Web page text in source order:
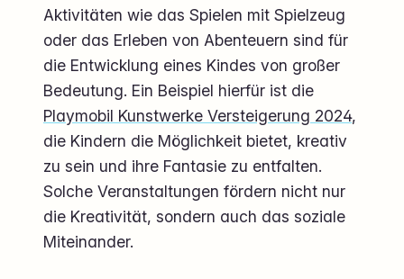
Aktivitäten wie das Spielen mit Spielzeug
oder das Erleben von Abenteuern sind für
die Entwicklung eines Kindes von großer
Bedeutung. Ein Beispiel hierfür ist die
Playmobil Kunstwerke Versteigerung 2024,
die Kindern die Möglichkeit bietet, kreativ
zu sein und ihre Fantasie zu entfalten.
Solche Veranstaltungen fördern nicht nur
die Kreativität, sondern auch das soziale
Miteinander.